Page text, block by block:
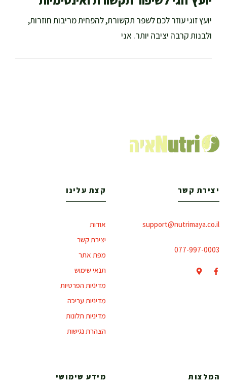
יועץ זוגי עוזר לכם לשפר תקשורת, להפחית מריבות חוזרות,
ולבנות קרבה יציבה יותר. אני
יצירת קשר
support@nutrimaya.co.il
077-997-0003
קצת עלינו
אודות
יצירת קשר
מפת אתר
תנאי שימוש
מדיניות הפרטיות
מדיניות עריכה
מדיניות תלונות
הצהרת נגישות
המלצות מידע שימושי